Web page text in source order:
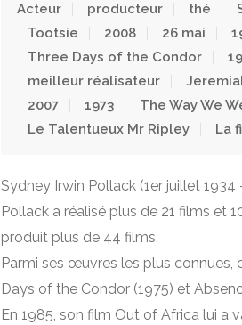
Acteur producteur thé
Tootsie
2008 26 mai
Three Days of the Condor
meilleur réalisateur
2007
1973 The Way We
Le Talentueux Mr Ripley
La
Sydney Irwin Pollack (1er juillet
Pollack a réalisé plus de 21 films et
produit plus de 44 films.
Parmi ses œuvres les plus connues,
Days of the Condor (1975) et
En 1985, son film Out of Africa lui a